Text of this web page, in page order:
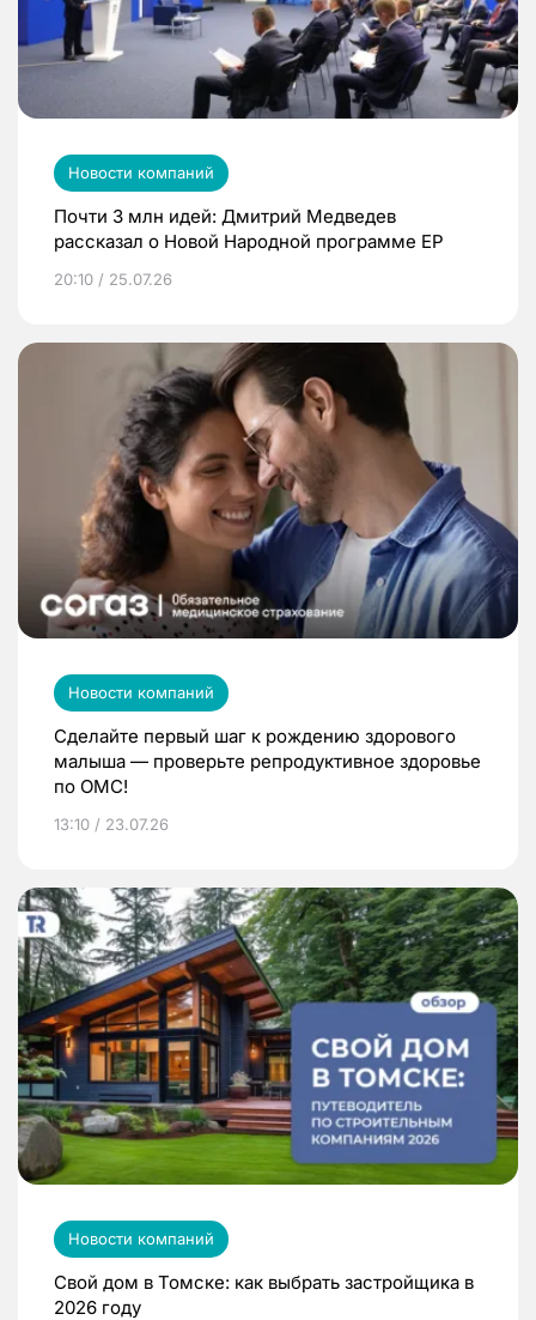
Новости компаний
Почти 3 млн идей: Дмитрий Медведев
рассказал о Новой Народной программе ЕР
20:10 / 25.07.26
Новости компаний
Сделайте первый шаг к рождению здорового
малыша — проверьте репродуктивное здоровье
по ОМС!
13:10 / 23.07.26
Новости компаний
Свой дом в Томске: как выбрать застройщика в
2026 году